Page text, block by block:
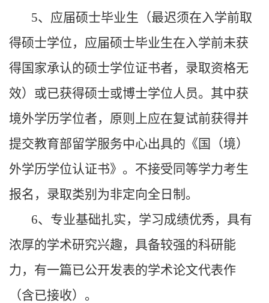
5、应届硕士毕业生（最迟须在入学前取
得硕士学位，应届硕士毕业生在入学前未获
得国家承认的硕士学位证书者，录取资格无
效）或已获得硕士或博士学位人员。其中获
境外学历学位者，原则上应在复试前获得并
提交教育部留学服务中心出具的《国（境）
外学历学位认证书》。不接受同等学力考生
报名，录取类别为非定向全日制。
6、专业基础扎实，学习成绩优秀，具有
浓厚的学术研究兴趣，具备较强的科研能
力，有一篇已公开发表的学术论文代表作
（含已接收）。